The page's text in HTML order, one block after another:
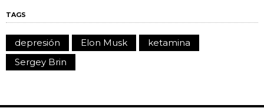
TAGS
depresión Elon Musk
ketamina
Sergey Brin